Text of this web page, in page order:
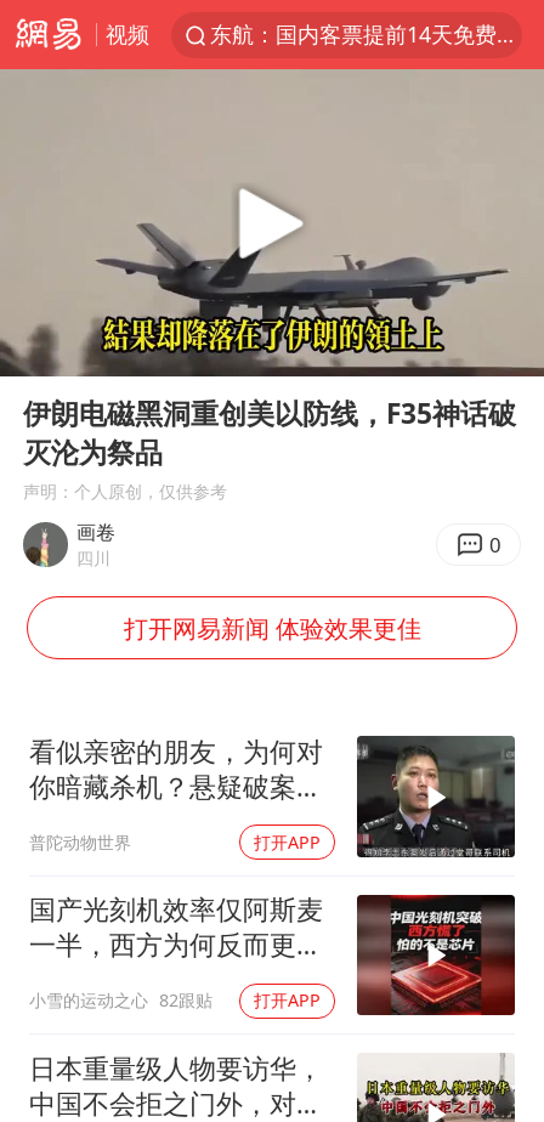
视频
东航：国内客票提前14天免费退改
四川宜宾高县4.9级地震致1死
广东雷州通报特教老师招聘违规事件
“新疆阿勒泰八月能滑雪”不实
刘国正说向鹏打得很窝囊
我国外贸延续良好增长态势
宇树科技中一签需缴款7.54万元
两名乘客在飞机上因调节座椅起冲突
女儿为争财产堵门阻挠父亲出殡
“今天得有40℃了吧 为啥还不预警”
夯实基础开新局
Play
00:00
伊朗电磁黑洞重创美以防线，F35神话破
灭沦为祭品
声明：个人原创，仅供参考
画卷
四川 0
打开网易新闻 体验效果更佳
看似亲密的朋友，为何对
你暗藏杀机？悬疑破案揭
普陀动物世界 打开APP
国产光刻机效率仅阿斯麦
一半，西方为何反而更
小雪的运动之心 82跟贴 打开APP
日本重量级人物要访华，
中国不会拒之门外，对日